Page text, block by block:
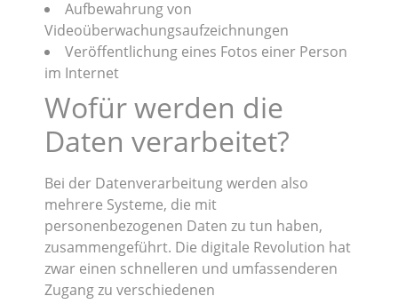
Aufbewahrung von
Videoüberwachungsaufzeichnungen
Veröffentlichung eines Fotos einer Person
im Internet
Wofür werden die
Daten verarbeitet?
Bei der Datenverarbeitung werden also
mehrere Systeme, die mit
personenbezogenen Daten zu tun haben,
zusammengeführt. Die digitale Revolution hat
zwar einen schnelleren und umfassenderen
Zugang zu verschiedenen